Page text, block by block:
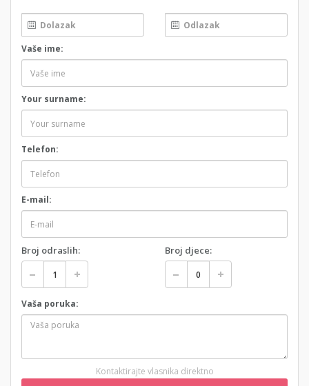
Vaše ime:
Your surname:
Telefon:
E-mail:
Broj odraslih: Broj djece:
Vaša poruka:
Kontaktirajte vlasnika direktno